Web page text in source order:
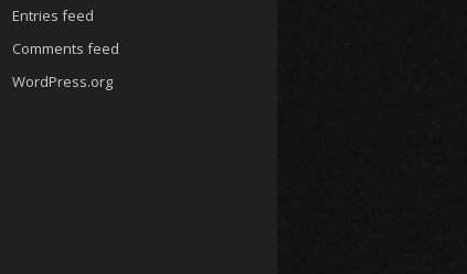
Entries feed
Comments feed
WordPress.org